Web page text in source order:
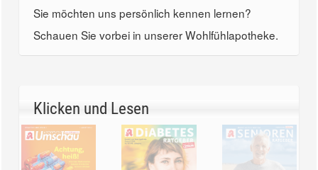
Sie möchten uns persönlich kennen lernen?
Schauen Sie vorbei in unserer Wohlfühlapotheke.
Klicken und Lesen